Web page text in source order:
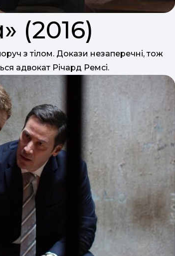
(2016)
з тілом. Докази незаперечні, тож
адвокат Річард Ремсі.